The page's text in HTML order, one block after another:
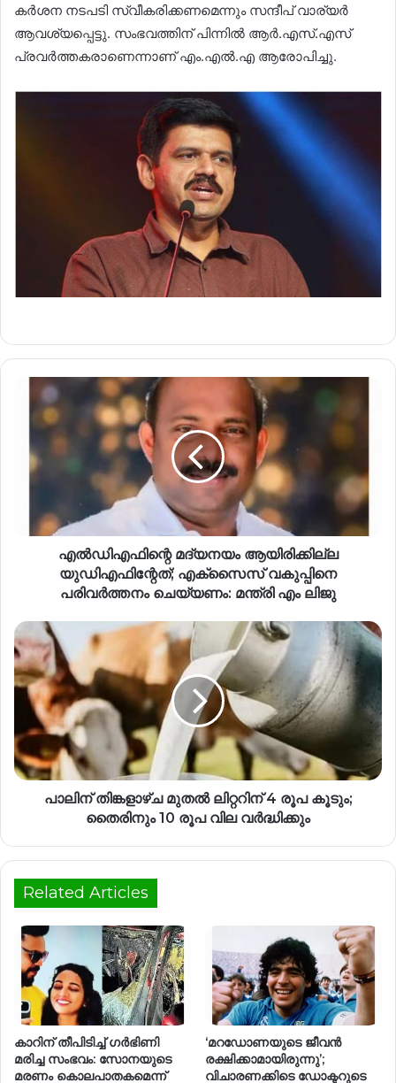
കർശന നടപടി സ്വീകരിക്കണമെന്നും സന്ദീപ് വാര്യർ
ആവശ്യപ്പെട്ടു. സംഭവത്തിന് പിന്നിൽ ആർ.എസ്.എസ്
പ്രവർത്തകരാണെന്നാണ് എം.എൽ.എ ആരോപിച്ചു.
എൽഡിഎഫിന്റെ മദ്യനയം ആയിരിക്കില്ല
യുഡിഎഫിന്റേത്; എക്സൈസ് വകുപ്പിനെ
പരിവർത്തനം ചെയ്യണം: മന്ത്രി എം ലിജു
പാലിന് തിങ്കളാഴ്ച മുതല്‍ ലിറ്ററിന് 4 രൂപ കൂടും;
തൈരിനും 10 രൂപ വില വര്‍ദ്ധിക്കും
Related Articles
കാറിന് തീപിടിച്ച് ഗര്‍ഭിണി
മരിച്ച സംഭവം: സോനയുടെ
മരണം കൊലപാതകമെന്ന്
‘മറഡോണയുടെ ജീവൻ
രക്ഷിക്കാമായിരുന്നു’;
വിചാരണക്കിടെ ഡോക്ടറുടെ